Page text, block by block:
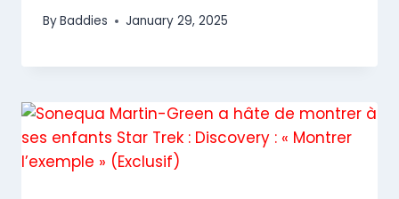
ByBaddies January 29, 2025